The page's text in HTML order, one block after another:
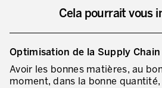
Décloisonner et piloter les processus
Management visuel
Cela pourrait vous
Optimisation de la Supply Chain
Avoir les bonnes matières, au
moment, dans la bonne